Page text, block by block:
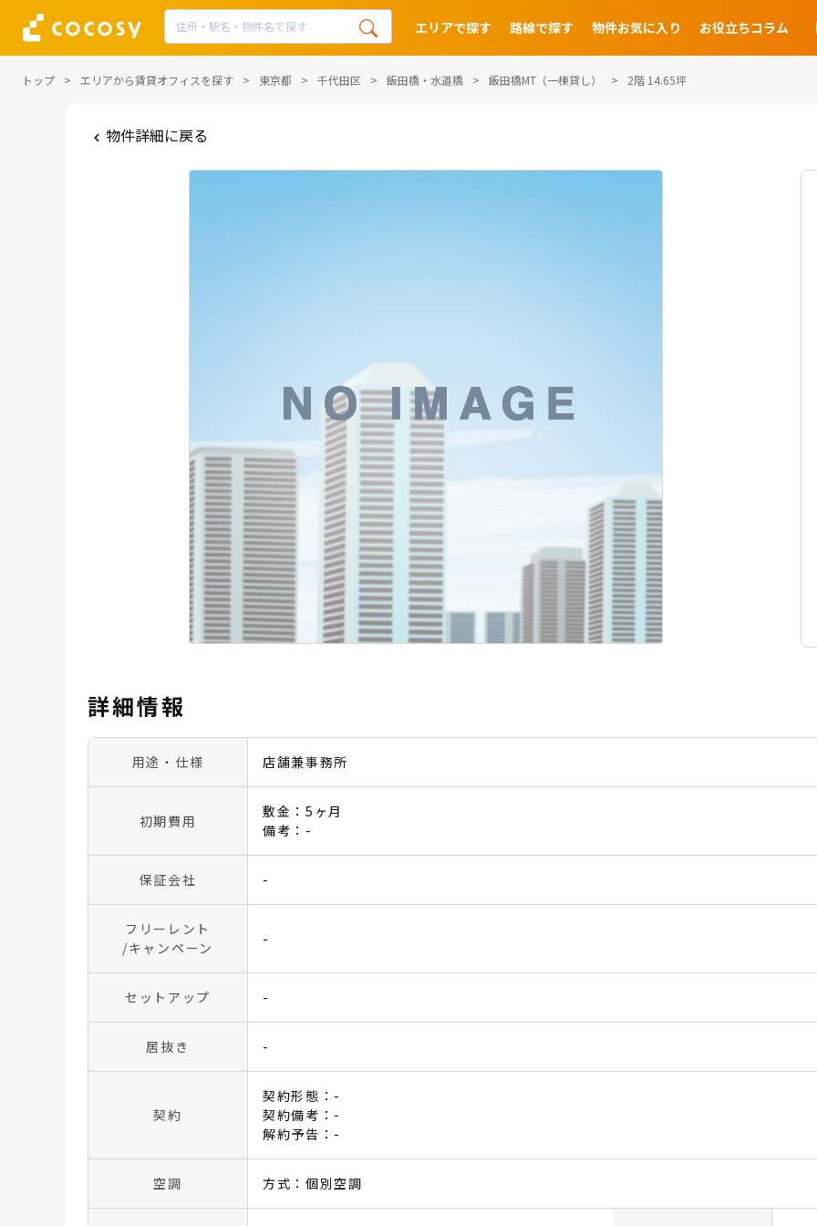
エリアで探す 路線で探す 物件お気に入り お役立ちコラム
トップ エリアから賃貸オフィスを探す 東京都 千代田区 飯田橋・水道橋 飯田橋MT（一棟貸し） 2階 14.65坪
物件詳細に戻る
詳細情報
用途・仕様 店舗兼事務所
初期費用
敷金：5ヶ月
備考：-
保証会社 -
フリーレント
/キャンペーン
-
セットアップ -
居抜き -
契約
契約形態：-
契約備考：-
解約予告：-
空調 方式：個別空調